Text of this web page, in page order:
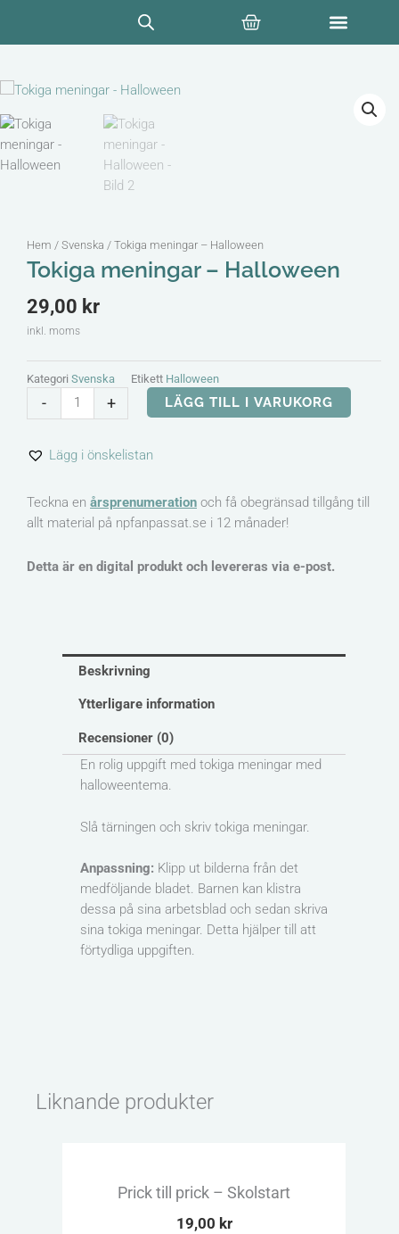
innehåll
Varukorg
Hem / Svenska / Tokiga meningar – Halloween
Tokiga meningar – Halloween
29,00 kr
inkl. moms
Kategori Svenska Etikett Halloween
-
meningar
Halloween
+ LÄGG TILL I VARUKORG
Lägg i önskelistan
Teckna en årsprenumeration och få obegränsad tillgång till
allt material på npfanpassat.se i 12 månader!
Detta är en digital produkt och levereras via e-post.
Beskrivning
Ytterligare information
Recensioner (0)
En rolig uppgift med tokiga meningar med
halloweentema.
Slå tärningen och skriv tokiga meningar.
Anpassning: Klipp ut bilderna från det
medföljande bladet. Barnen kan klistra
dessa på sina arbetsblad och sedan skriva
sina tokiga meningar. Detta hjälper till att
förtydliga uppgiften.
Liknande produkter
Prick till prick – Skolstart
19,00 kr